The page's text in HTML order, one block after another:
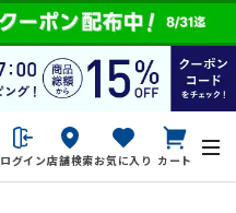
ログイン店舗検索お気に入り カート